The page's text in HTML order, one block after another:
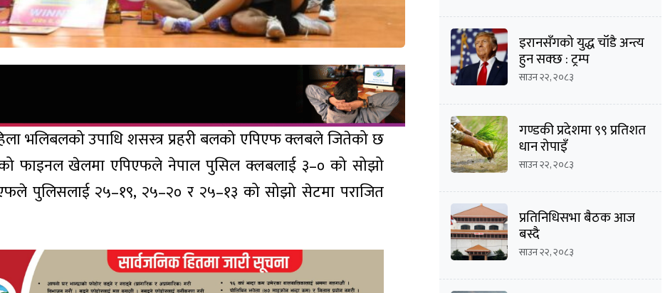
भलिबलको उपाधि शसस्त्र प्रहरी बलको एपिएफ क्लबले जितेको छ
फाइनल खेलमा एपिएफले नेपाल पुसिल क्लबलाई ३–० को सोझो
पुलिसलाई २५–१९, २५–२० र २५–१३ को सोझो सेटमा पराजित
सम्भावना
इरानसँगको युद्ध चाँडै अन्त्य
हुन सक्छ : ट्रम्प
साउन २२, २०८३
गण्डकी प्रदेशमा ९९ प्रतिशत
धान रोपाइँ
साउन २२, २०८३
प्रतिनिधिसभा बैठक आज
बस्दै
साउन २२, २०८३